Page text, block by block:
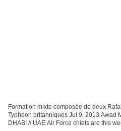
Formation mixte composée de deux
Typhoon britanniques Jul 9, 2013 Awad
DHABI // UAE Air Force chiefs are this